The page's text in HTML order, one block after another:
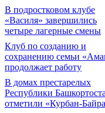
В подростковом клубе
«Василя» завершились
четыре лагерные смены
Клуб по созданию и
сохранению семьи
продолжает работу
В домах престарелых
Республики
отметили «Курбан-